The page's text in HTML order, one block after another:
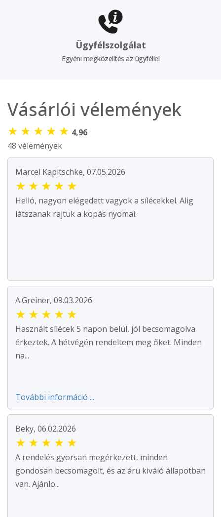
Ügyfélszolgálat
Egyéni megközelítés az ügyféllel
Vásárlói vélemények
★ ★ ★ ★ ★ 4,96
48 vélemények
Marcel Kapitschke, 07.05.2026
★ ★ ★ ★ ★
Helló, nagyon elégedett vagyok a sílécekkel. Alig
látszanak rajtuk a kopás nyomai.
A.Greiner, 09.03.2026
★ ★ ★ ★ ★
Használt sílécek 5 napon belül, jól becsomagolva
érkeztek. A hétvégén rendeltem meg őket. Minden
na...
További információ ...
Beky, 06.02.2026
★ ★ ★ ★ ★
A rendelés gyorsan megérkezett, minden
gondosan becsomagolt, és az áru kiváló állapotban
van. Ajánlo...